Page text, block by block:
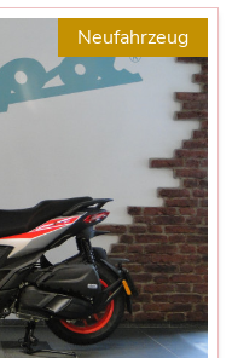
Neufahrzeug